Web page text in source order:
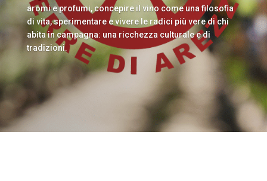
aromi e profumi, concepire il vino come una filosofia
di vita, sperimentare e vivere le radici più vere di chi
abita in campagna: una ricchezza culturale e di
tradizioni.